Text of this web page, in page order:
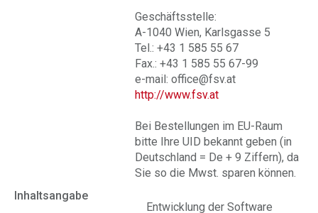
Geschäftsstelle:
A-1040 Wien, Karlsgasse 5
Tel.: +43 1 585 55 67
Fax.: +43 1 585 55 67-99
e-mail: office@fsv.at
http://www.fsv.at
Bei Bestellungen im EU-Raum
bitte Ihre UID bekannt geben (in
Deutschland = De + 9 Ziffern), da
Sie so die Mwst. sparen können.
Inhaltsangabe
Entwicklung der Software